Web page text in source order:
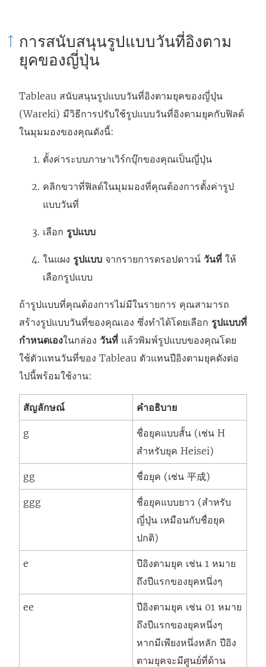
การสนับสนุนรูปแบบวันที่อิงตาม
ยุคของญี่ปุ่น
Tableau สนับสนุนรูปแบบวันที่อิงตามยุคของญี่ปุ่น
(Wareki) มีวิธีการปรับใช้รูปแบบวันที่อิงตามยุคกับฟิลด์
ในมุมมองของคุณดังนี้:
ตั้งค่าระบบภาษาเวิร์กบุ๊กของคุณเป็นญี่ปุ่น
คลิกขวาที่ฟิลด์ในมุมมองที่คุณต้องการตั้งค่ารูป
แบบวันที่
เลือก รูปแบบ
ในแผง รูปแบบ จากรายการดรอปดาวน์ วันที่ ให้
เลือกรูปแบบ
ถ้ารูปแบบที่คุณต้องการไม่มีในรายการ คุณสามารถ
สร้างรูปแบบวันที่ของคุณเอง ซึ่งทำได้โดยเลือก รูปแบบที่
กำหนดเองในกล่อง วันที่ แล้วพิมพ์รูปแบบของคุณโดย
ใช้ตัวแทนวันที่ของ Tableau ตัวแทนปีอิงตามยุคดังต่อ
ไปนี้พร้อมใช้งาน:
สัญลักษณ์ คำอธิบาย
g
ชื่อยุคแบบสั้น (เช่น H
สำหรับยุค Heisei)
gg ชื่อยุค (เช่น 平成)
ggg
ชื่อยุคแบบยาว (สำหรับ
ญี่ปุ่น เหมือนกับชื่อยุค
ปกติ)
e
ปีอิงตามยุค เช่น 1 หมาย
ถึงปีแรกของยุคหนึ่งๆ
ee
ปีอิงตามยุค เช่น 01 หมาย
ถึงปีแรกของยุคหนึ่งๆ
หากมีเพียงหนึ่งหลัก ปีอิง
ตามยุคจะมีศูนย์ที่ด้าน